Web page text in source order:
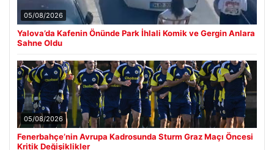
05/08/2026
Yalova’da Kafenin Önünde Park İhlali Komik ve Gergin Anlara
Sahne Oldu
05/08/2026
Fenerbahçe’nin Avrupa Kadrosunda Sturm Graz Maçı Öncesi
Kritik Değişiklikler